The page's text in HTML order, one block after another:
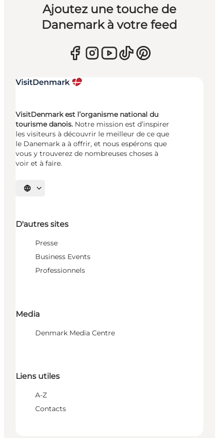
Ajoutez une touche de
Danemark à votre feed
VisitDenmark est l’organisme national du
tourisme danois. Notre mission est d’inspirer
les visiteurs à découvrir le meilleur de ce que
le Danemark a à offrir, et nous espérons que
vous y trouverez de nombreuses choses à
voir et à faire.
Choisissez la langue
D'autres sites
Presse
Business Events
Professionnels
Media
Denmark Media Centre
Liens utiles
A-Z
Contacts